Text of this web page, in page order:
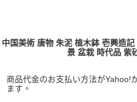
中国美術 唐物 朱泥 植木鉢 壱興造
景 盆栽 時代品 紫
商品代金のお支払い方法がYahoo!
ます。